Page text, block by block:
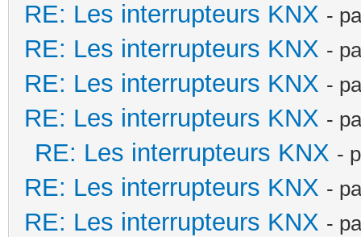
RE: Les interrupteurs KNX -
RE: Les interrupteurs KNX -
RE: Les interrupteurs KNX -
RE: Les interrupteurs KNX -
RE: Les interrupteurs KNX -
RE: Les interrupteurs KNX -
RE: Les interrupteurs KNX -